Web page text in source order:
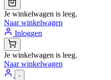
Je winkelwagen is leeg.
Naar winkelwagen
Inloggen
Je winkelwagen is leeg.
Naar winkelwagen